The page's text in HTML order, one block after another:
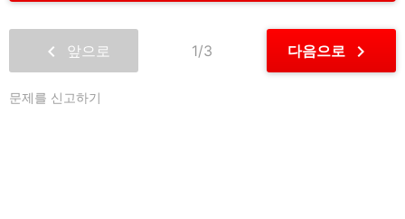
chevron_left 앞으로 1/3 다음으로 chevron_right
문제를 신고하기